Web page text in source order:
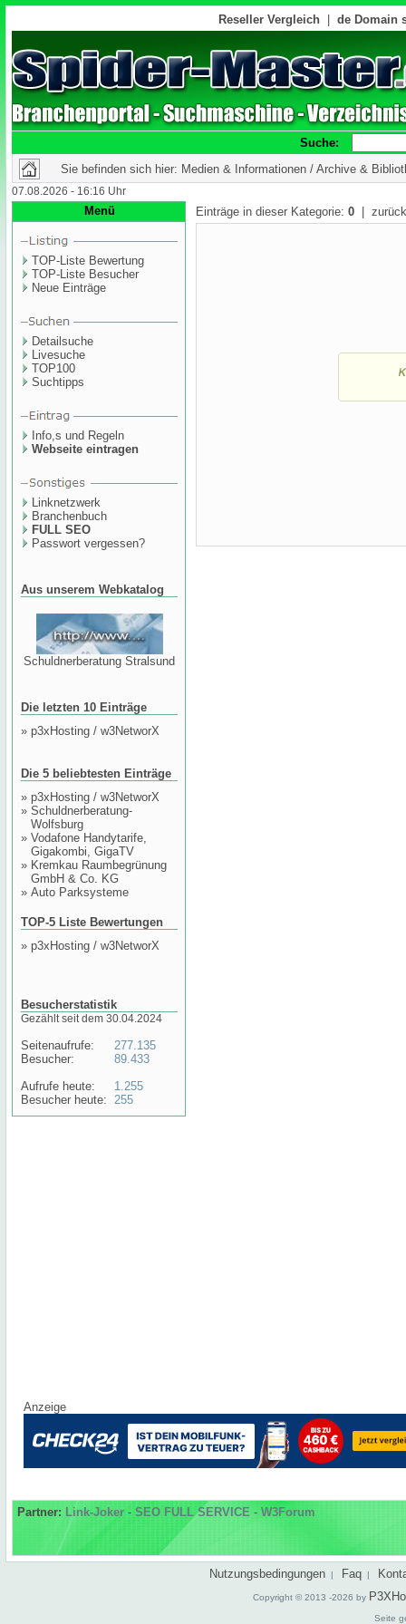
Reseller Vergleich de Domain
Suche:
Sie befinden sich hier: Medien & Informationen / Archive &
07.08.2026 - 16:16 Uhr
Menü
TOP-Liste Bewertung
TOP-Liste Besucher
Neue Einträge
Detailsuche
Livesuche
TOP100
Suchtipps
Info,s und Regeln
Webseite eintragen
Linknetzwerk
Branchenbuch
FULL SEO
Passwort vergessen?
Aus unserem Webkatalog
Schuldnerberatung Stralsund
Die letzten 10 Einträge
» p3xHosting / w3NetworX
Die 5 beliebtesten Einträge
» p3xHosting / w3NetworX
» Schuldnerberatung-
Wolfsburg
» Vodafone Handytarife,
Gigakombi, GigaTV
» Kremkau Raumbegrünung
GmbH & Co. KG
» Auto Parksysteme
TOP-5 Liste Bewertungen
» p3xHosting / w3NetworX
Besucherstatistik
Gezählt seit dem 30.04.2024
Seitenaufrufe:
Besucher:
Aufrufe heute:
Besucher heute:
277.135
89.433
1.255
255
Einträge in dieser Kategorie: 0 |
Anzeige
Partner: Link-Joker - SEO FULL SERVICE - W3Forum
Nutzungsbedingungen | Faq |
Copyright © 2013 -2026 by
Seite